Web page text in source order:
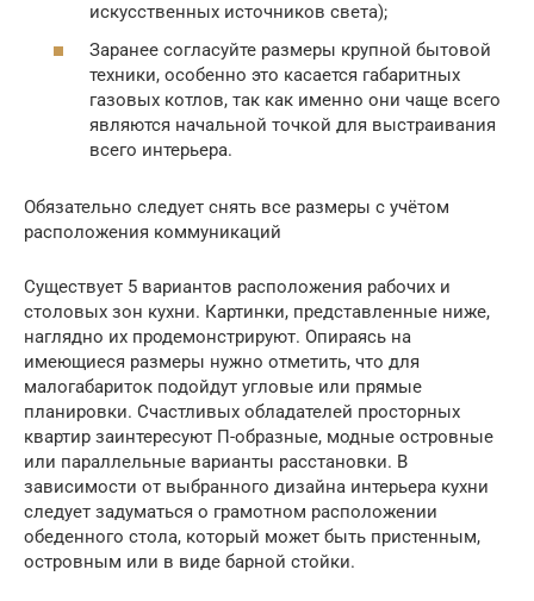
искусственных источников света);
Заранее согласуйте размеры крупной бытовой
техники, особенно это касается габаритных
газовых котлов, так как именно они чаще всего
являются начальной точкой для выстраивания
всего интерьера.
Обязательно следует снять все размеры с учётом
расположения коммуникаций
Существует 5 вариантов расположения рабочих и
столовых зон кухни. Картинки, представленные ниже,
наглядно их продемонстрируют. Опираясь на
имеющиеся размеры нужно отметить, что для
малогабариток подойдут угловые или прямые
планировки. Счастливых обладателей просторных
квартир заинтересуют П-образные, модные островные
или параллельные варианты расстановки. В
зависимости от выбранного дизайна интерьера кухни
следует задуматься о грамотном расположении
обеденного стола, который может быть пристенным,
островным или в виде барной стойки.